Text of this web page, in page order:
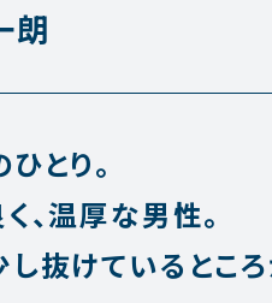
朗
ひとり。
、温厚な男性。
抜けているとこ